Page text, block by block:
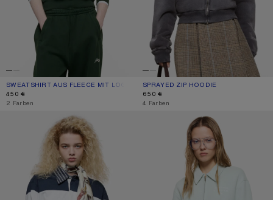
SWEATSHIRT AUS FLEECE MIT LOGO
AKTUELLE FARBE: DUNKELGRÜN
PREIS: 450 €.
450 €
,2 Farben
SPRAYED ZIP HOODIE
AKTUELLE FARBE: FADED BLACK
PREIS: 650 €.
650 €
,4 Farben
GESTREIFTES POLO-SWEATSHIRT CARDIGAN MIT KRAGEN